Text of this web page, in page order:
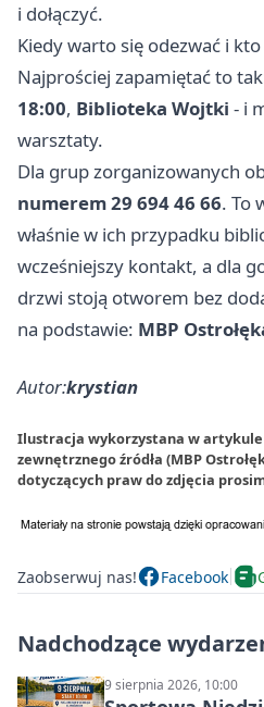
i dołączyć.
Kiedy warto się odezwać i
Najprościej zapamiętać to
18:00, Biblioteka Wojtki - i
warsztaty.
Dla grup zorganizowanych
numerem 29 694 46 66. To
właśnie w ich przypadku
wcześniejszy kontakt, a dla
drzwi stoją otworem bez
na podstawie: MBP
Autor:krystian
Ilustracja wykorzystana w artykule
zewnętrznego źródła (MBP
dotyczących praw do zdjęcia
Zaobserwuj nas! Facebook
Nadchodzące
9 sierpnia 2026, 10:00